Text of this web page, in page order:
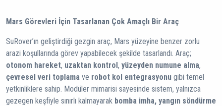
Mars Görevleri İçin Tasarlanan Çok Amaçlı Bir Araç
SuRover’ın geliştirdiği gezgin araç, Mars yüzeyine benzer zorlu
arazi koşullarında görev yapabilecek şekilde tasarlandı. Araç;
otonom hareket, uzaktan kontrol, yüzeyden numune alma,
çevresel veri toplama ve robot kol entegrasyonu gibi temel
yetkinliklere sahip. Modüler mimarisi sayesinde sistem, yalnızca
gezegen keşfiyle sınırlı kalmayarak bomba imha, yangın söndürme